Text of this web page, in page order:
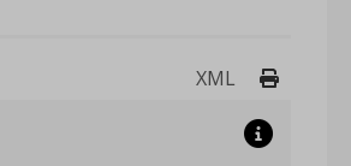
XML Drukuj